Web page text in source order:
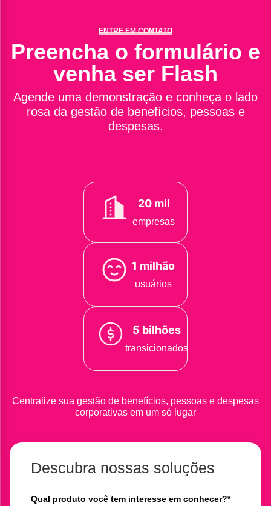
ENTRE EM CONTATO
Preencha o formulário e
venha ser Flash
Agende uma demonstração e conheça o lado
rosa da gestão de benefícios, pessoas e
despesas.
20 mil
empresas
1 milhão
usuários
5 bilhões
transicionados
Centralize sua gestão de benefícios, pessoas e despesas
corporativas em um só lugar
Descubra nossas soluções
Qual produto você tem interesse em conhecer?*